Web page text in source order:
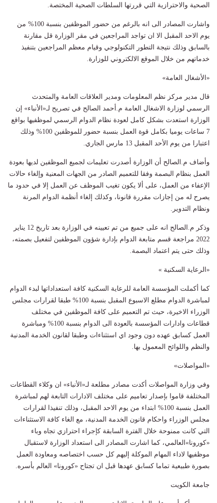
الصحية والاحترازية التي قررتها السلطات الصحية المختصة.
واشارت المصادر الى انه بالرغم من حضور الموظفين بنسبة 100% من
يوم الاحد المقبل الا ان تواجد المراجعين في مقر الوزارة قل مقارنة
بالسابق وذلك نتيجة التطور التكنولوجي وقيام معظم المراجعين بتنفيذ
خدماتهم من خلال الموقع الالكتروني للوزارة.
«الأشغال العامة»
قال مدير مركز نظم المعلومات ومدير العلاقات العامة والمتحدث
الرسمي لوزارة الاشغال العامة م.أحمد الصالح في تصريح لـ«الأنباء» إن
الوزارة استعدت بشكل كامل لعودة نظام الدوام الرسمي لموظفيها بواقع
7 ساعات يوميا بكامل قوة العمل بنسبة حضور للموظفين 100% وذلك
اعتبارا من يوم الأحد المقبل 13 مارس الجاري.
وأضاف م.الصالح أن الوزارة أصدرت تعليمات لجميع الموظفين لديها بعودة
العمل بنظام البصمة وفقا للتعميم الصادر من الجهات المعنية وإلغاء حالات
الإعفاء من العمل، على ألا يكون تغيب الموظف عن العمل إلا في حدود ما
يصرح له من إجازات مقررة قانونا، وكذلك إلغاء أنظمة الدوام المرنة
ونظام التدوير.
وذكر م.الصالح انه على جميع من تم تعيينه في الوزارة بعد تاريخ 12 يناير
2022 مراجعة قسم متابعة الدوام بإدارة شؤون الموظفين لتفعيل بصمته،
وذلك حتى يتم اعتماد البصمة.
«الرعاية السكنية »
كما أكملت المؤسسة العامة للرعاية السكنية كافة استعداداتها لبدء الدوام
لمباشرة الدوام مطلع الاسبوع المقبل بنسبة 100‎‎% طبقا لقرارات مجلس
الوزراء الاخيرة، حيث تم التعميم على كافة الموظفين في مختلف
قطاعات وادارات المؤسسة بالعودة الى الدوام بنسبة 100‎‎% ومباشرة
العمل كسابق عهده دون وجود اي استثناءات وطبقا لقانون الخدمة المدنية
والنظم واللوائح المعمول بها.
«المواصلات»
وفي وزارة المواصلات أكدت مصادر مطلعة لـ«الأنباء» ان وكلاء القطاعات
المختلفة قاموا بإصدار تعاميم على مختلف الادارات التابعة لهم لمباشرة
العمل بنسبة 100‎‎% ابتداء من يوم الاحد المقبل، وذلك تنفيذا لقرارات
مجلس الوزراء واحكام قانون الخدمة المدنية، مع الغاء كافة الاستثناءات
التي كانت ممنوحة خلال الفترة السابقة كإجراء احترازي تجاه وباء
«كورونا»العالمي، كما اشارت المصادر الى استعداد الوزارة لاستقبال
موظفيها لاداء المهام الموكلة إليهم كل حسب اختصاصه ومعاودة العمل
بصورة طبيعية تماما كسابق عهدها قبل ان تجتاح «كورونا» العالم بأسره.
جامعة الكويت